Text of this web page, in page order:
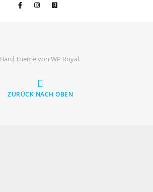
Bard Theme von WP Royal.
ZURÜCK NACH OBEN